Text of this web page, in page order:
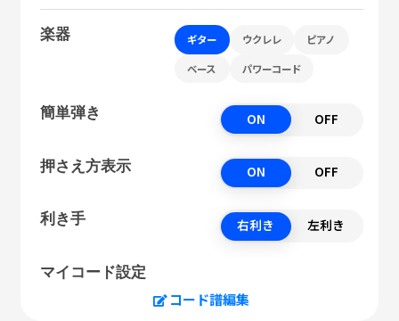
楽器 ギター ウクレレ ピアノ
ベース パワーコード
簡単弾き ON OFF
押さえ方表示 ON OFF
利き手 右利き 左利き
マイコード設定
コード譜編集